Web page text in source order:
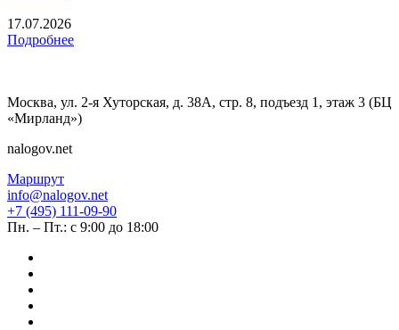
17.07.2026
Подробнее
Москва, ул. 2-я Хуторская, д. 38А, стр. 8, подъезд 1, этаж 3 (БЦ
«Мирланд»)
nalogov.net
Маршрут
info@nalogov.net
+7 (495) 111-09-90
Пн. – Пт.: с 9:00 до 18:00